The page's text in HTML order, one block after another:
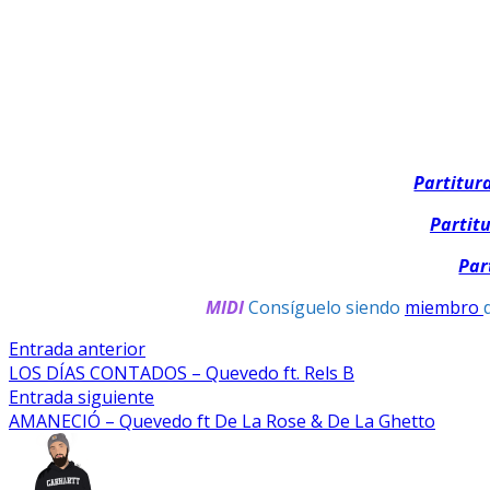
MIDIConsíguelo siendo miembro
Navegación
De
Entradas
Entrada anteriorEntrada
anterior:
LOS DÍAS CONTADOS – Quevedo ft. Rels B
Entrada siguiente
siguiente:
AMANECIÓ – Quevedo ft De La Rose & De La Ghetto